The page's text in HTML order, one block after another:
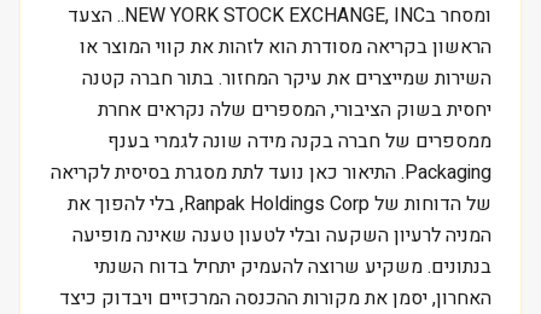
ומסחר בNEW YORK STOCK EXCHANGE, INC.. הצעד
הראשון בקריאה מסודרת הוא לזהות את קווי המוצר או
השירות שמייצרים את עיקר המחזור. בתור חברה קטנה
יחסית בשוק הציבורי, המספרים שלה נקראים אחרת
ממספרים של חברה בקנה מידה שונה לגמרי בענף
Packaging. התיאור כאן נועד לתת מסגרת בסיסית לקריאה
של הדוחות של Ranpak Holdings Corp, בלי להפוך את
המניה לרעיון השקעה ובלי לטעון טענה שאינה מופיעה
בנתונים. משקיע שרוצה להעמיק יתחיל בדוח השנתי
האחרון, יסמן את מקורות ההכנסה המרכזיים ויבדוק כיצד